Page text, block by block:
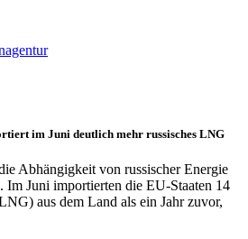
im Juni deutlich mehr russisches LNG
Abhängigkeit von russischer Energie
Im Juni importierten die EU-Staaten 14
aus dem Land als ein Jahr zuvor,